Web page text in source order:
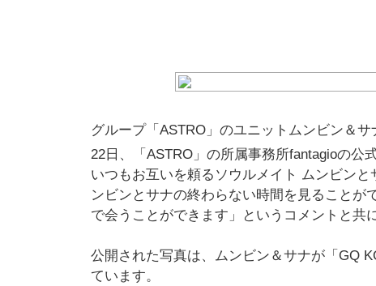
グループ「ASTRO」のユニットムンビン＆サ
22日、「ASTRO」の所属事務所fantagioの公
いつもお互いを頼るソウルメイト ムンビンと
ンビンとサナの終わらない時間を見ること
で会うことができます 」というコメントと共
公開された写真は、ムンビン＆サナが「GQ
ています。